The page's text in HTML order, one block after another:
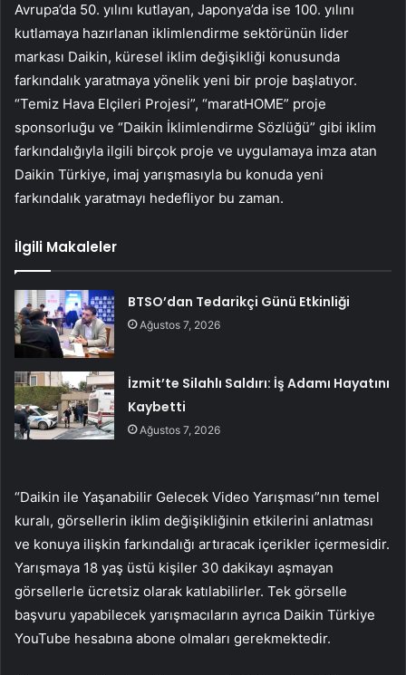
Avrupa’da 50. yılını kutlayan, Japonya’da ise 100. yılını
kutlamaya hazırlanan iklimlendirme sektörünün lider
markası Daikin, küresel iklim değişikliği konusunda
farkındalık yaratmaya yönelik yeni bir proje başlatıyor.
“Temiz Hava Elçileri Projesi”, “maratHOME” proje
sponsorluğu ve “Daikin İklimlendirme Sözlüğü” gibi iklim
farkındalığıyla ilgili birçok proje ve uygulamaya imza atan
Daikin Türkiye, imaj yarışmasıyla bu konuda yeni
farkındalık yaratmayı hedefliyor bu zaman.
İlgili Makaleler
BTSO’dan Tedarikçi Günü Etkinliği
Ağustos 7, 2026
İzmit’te Silahlı Saldırı: İş Adamı Hayatını
Kaybetti
Ağustos 7, 2026
“Daikin ile Yaşanabilir Gelecek Video Yarışması”nın temel
kuralı, görsellerin iklim değişikliğinin etkilerini anlatması
ve konuya ilişkin farkındalığı artıracak içerikler içermesidir.
Yarışmaya 18 yaş üstü kişiler 30 dakikayı aşmayan
görsellerle ücretsiz olarak katılabilirler. Tek görselle
başvuru yapabilecek yarışmacıların ayrıca Daikin Türkiye
YouTube hesabına abone olmaları gerekmektedir.